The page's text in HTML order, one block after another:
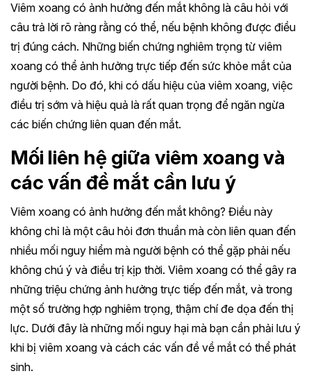
Viêm xoang có ảnh hưởng đến mắt không là câu hỏi với
câu trả lời rõ ràng rằng có thể, nếu bệnh không được điều
trị đúng cách. Những biến chứng nghiêm trọng từ viêm
xoang có thể ảnh hưởng trực tiếp đến sức khỏe mắt của
người bệnh. Do đó, khi có dấu hiệu của viêm xoang, việc
điều trị sớm và hiệu quả là rất quan trọng để ngăn ngừa
các biến chứng liên quan đến mắt.
Mối liên hệ giữa viêm xoang và
các vấn đề mắt cần lưu ý
Viêm xoang có ảnh hưởng đến mắt không? Điều này
không chỉ là một câu hỏi đơn thuần mà còn liên quan đến
nhiều mối nguy hiểm mà người bệnh có thể gặp phải nếu
không chú ý và điều trị kịp thời. Viêm xoang có thể gây ra
những triệu chứng ảnh hưởng trực tiếp đến mắt, và trong
một số trường hợp nghiêm trọng, thậm chí đe dọa đến thị
lực. Dưới đây là những mối nguy hại mà bạn cần phải lưu ý
khi bị viêm xoang và cách các vấn đề về mắt có thể phát
sinh.